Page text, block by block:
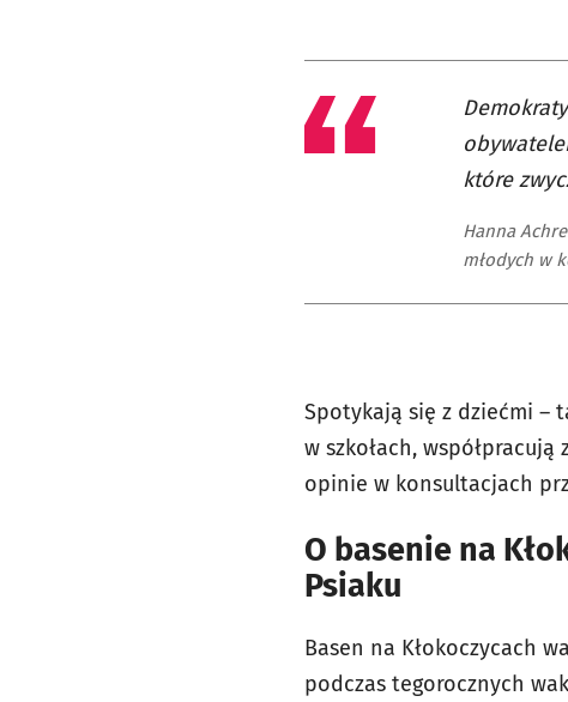
które
Hanna
młodych w
Spotykają się z dziećmi –
w szkołach,
opinie w konsultacjach
O basenie na
Psiaku
Basen na Kłokoczycach
podczas tegorocznych